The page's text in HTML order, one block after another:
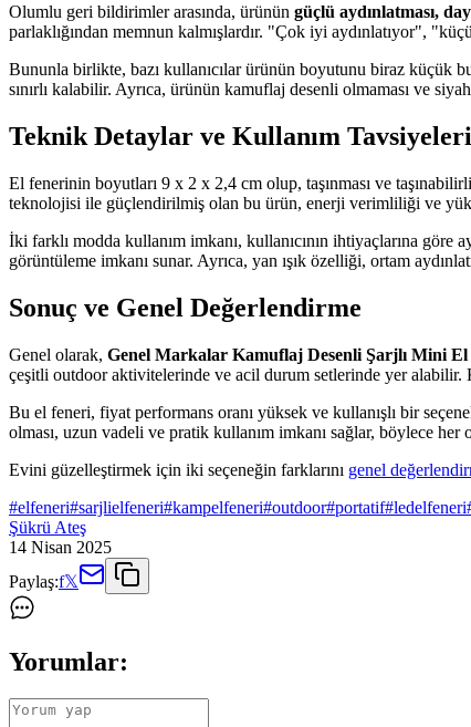
Olumlu geri bildirimler arasında, ürünün güçlü aydınlatması,
parlaklığından memnun kalmışlardır. "Çok iyi aydınlatıyor",
Bununla birlikte, bazı kullanıcılar ürünün boyutunu biraz küçük
sınırlı kalabilir. Ayrıca, ürünün kamuflaj desenli olmaması ve
Teknik Detaylar ve Kullanım Tavsiyeleri
El fenerinin boyutları 9 x 2 x 2,4 cm olup, taşınması ve
teknolojisi ile güçlendirilmiş olan bu ürün, enerji verimliliği ve
İki farklı modda kullanım imkanı, kullanıcının ihtiyaçlarına göre
görüntüleme imkanı sunar. Ayrıca, yan ışık özelliği, ortam
Sonuç ve Genel Değerlendirme
Genel olarak, Genel Markalar Kamuflaj Desenli Şarjlı Mini El
çeşitli outdoor aktivitelerinde ve acil durum setlerinde yer alabilir.
Bu el feneri, fiyat performans oranı yüksek ve kullanışlı bir
olması, uzun vadeli ve pratik kullanım imkanı sağlar, böylece her
Evini güzelleştirmek için iki seçeneğin farklarını genel
#elfeneri#sarjlielfeneri#kampelfeneri#outdoor#portatif#ledelfeneri
Şükrü Ateş
14 Nisan 2025
Paylaş:f𝕏
Yorumlar: